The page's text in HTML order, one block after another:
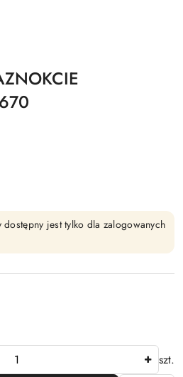
jest tylko dla zalogowanych
szt.